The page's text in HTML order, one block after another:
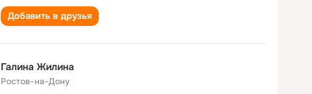
Добавить в друзья
Галина Жилина
Ростов-на-Дону